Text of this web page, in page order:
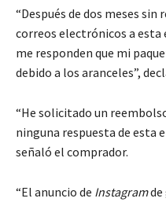
“Después de dos meses
correos electrónicos a esta
me responden que mi
debido a los aranceles”,
“He solicitado un
ninguna respuesta de esta
señaló el comprador.
“El anuncio de Instagram